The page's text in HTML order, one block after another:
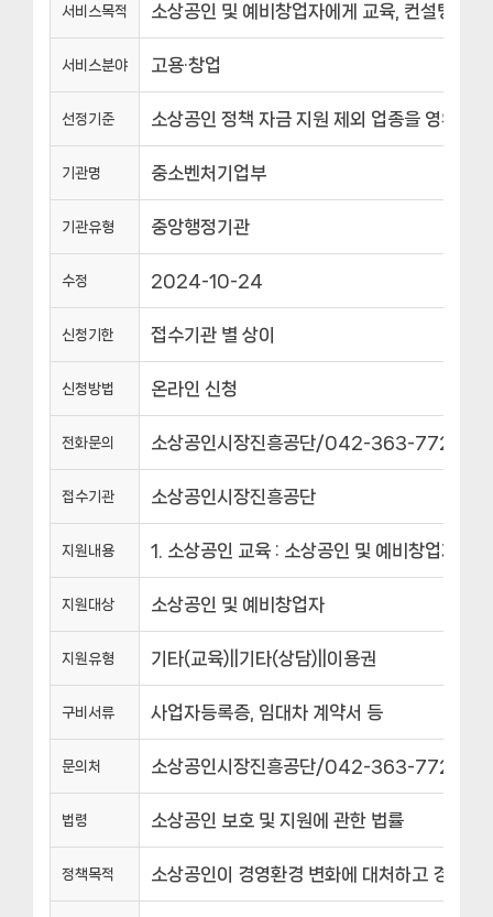
서비스목적 소상공인 및 예비창업자에게 교육, 컨설팅을
서비스분야 고용·창업
선정기준 소상공인 정책 자금 지원 제외 업종을 영위하
기관명 중소벤처기업부
기관유형 중앙행정기관
수정 2024-10-24
신청기한 접수기관 별 상이
신청방법 온라인 신청
전화문의 소상공인시장진흥공단/042-363-7728||
접수기관 소상공인시장진흥공단
지원내용 1. 소상공인 교육 : 소상공인 및 예비창업자의
지원대상 소상공인 및 예비창업자
지원유형 기타(교육)||기타(상담)||이용권
구비서류 사업자등록증, 임대차 계약서 등
문의처 소상공인시장진흥공단/042-363-7728||
법령 소상공인 보호 및 지원에 관한 법률
정책목적 소상공인이 경영환경 변화에 대처하고 경영